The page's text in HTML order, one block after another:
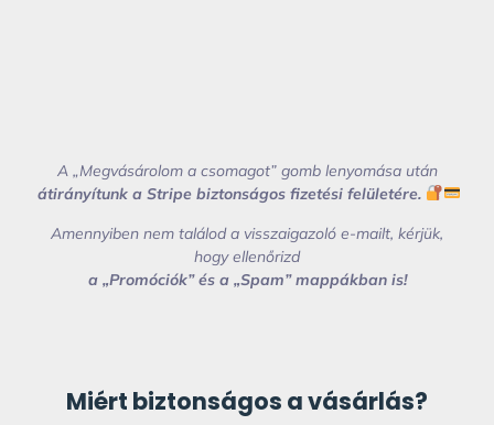
A „Megvásárolom a csomagot” gomb lenyomása után
átirányítunka Stripe biztonságos fizetési felületére.
Amennyiben nem találod a visszaigazoló e-mailt, kérjük,
hogy ellenőrizd
a „Promóciók” és a „Spam” mappákban is!
Miért biztonságos a vásárlás?​